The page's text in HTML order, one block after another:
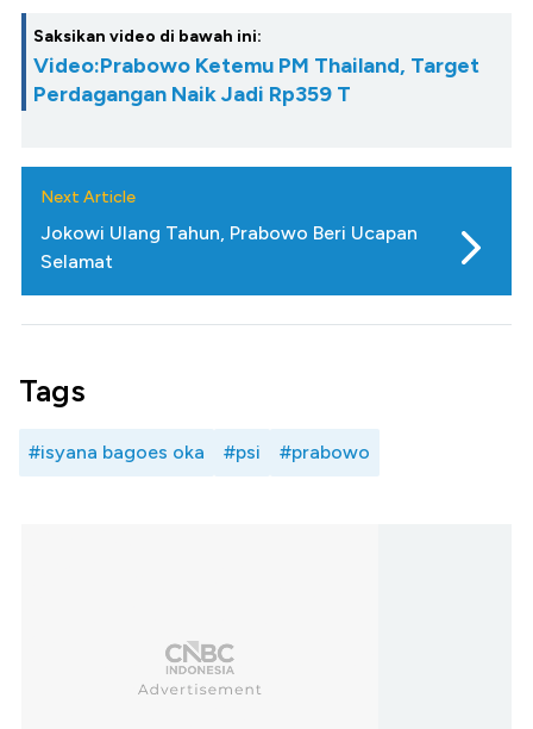
Saksikan video di bawah ini:
Video:Prabowo Ketemu PM Thailand, Target
Perdagangan Naik Jadi Rp359 T
Next Article
Jokowi Ulang Tahun, Prabowo Beri Ucapan
Selamat
Tags
#isyana bagoes oka #psi #prabowo